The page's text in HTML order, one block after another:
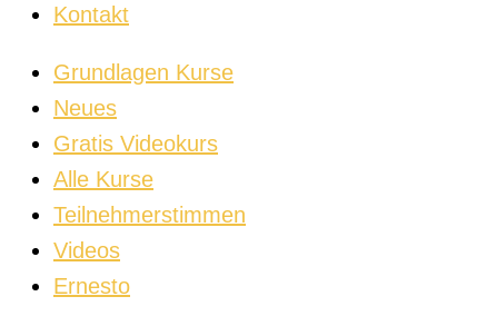
Kontakt
Grundlagen Kurse
Neues
Gratis Videokurs
Alle Kurse
Teilnehmerstimmen
Videos
Ernesto